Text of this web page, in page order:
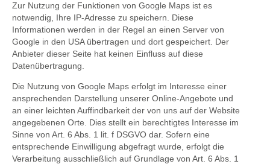
Zur Nutzung der Funktionen von Google Maps ist es
notwendig, Ihre IP-Adresse zu speichern. Diese
Informationen werden in der Regel an einen Server von
Google in den USA übertragen und dort gespeichert. Der
Anbieter dieser Seite hat keinen Einfluss auf diese
Datenübertragung.
Die Nutzung von Google Maps erfolgt im Interesse einer
ansprechenden Darstellung unserer Online-Angebote und
an einer leichten Auffindbarkeit der von uns auf der Website
angegebenen Orte. Dies stellt ein berechtigtes Interesse im
Sinne von Art. 6 Abs. 1 lit. f DSGVO dar. Sofern eine
entsprechende Einwilligung abgefragt wurde, erfolgt die
Verarbeitung ausschließlich auf Grundlage von Art. 6 Abs. 1